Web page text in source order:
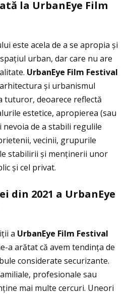
ă la UrbanEye Film
este acela de a se apropia și
urban, dar care nu are
UrbanEye Film Festival
și urbanismul
tuturor, deoarece reflectă
estetice, apropierea (sau
de a stabili regulile
vecinii, grupurile
stabilirii și menţinerii unor
și cel privat.
din 2021 a UrbanEye
a UrbanEye Film Festival
a arătat că avem tendinţa de
considerate securizante.
profesionale sau
mai multe cercuri. Uneori